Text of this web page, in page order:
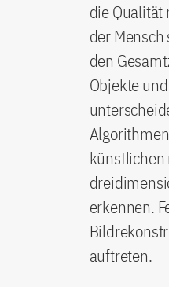
die Qualität
der
den
Objekte
künstlichen
erkennen.
auftreten.